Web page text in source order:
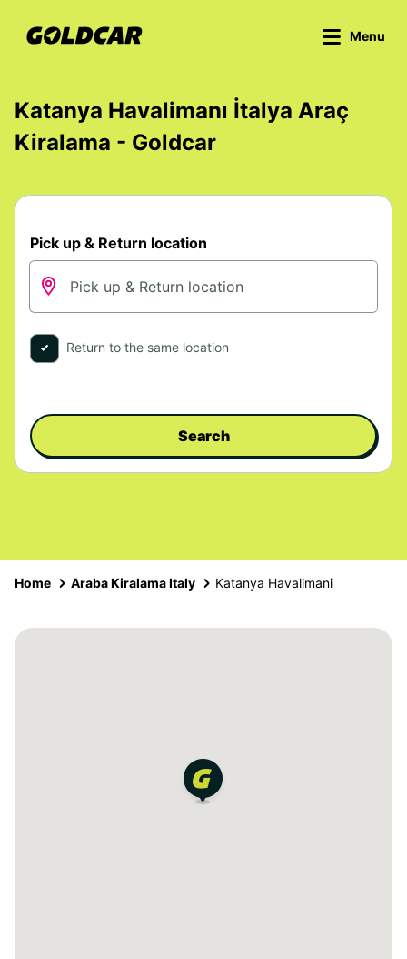
Menu
Katanya Havalimanı İtalya Araç
Kiralama - Goldcar
Pick up & Return location
Return to the same location
Search
Home Araba Kiralama Italy Katanya Havalimani